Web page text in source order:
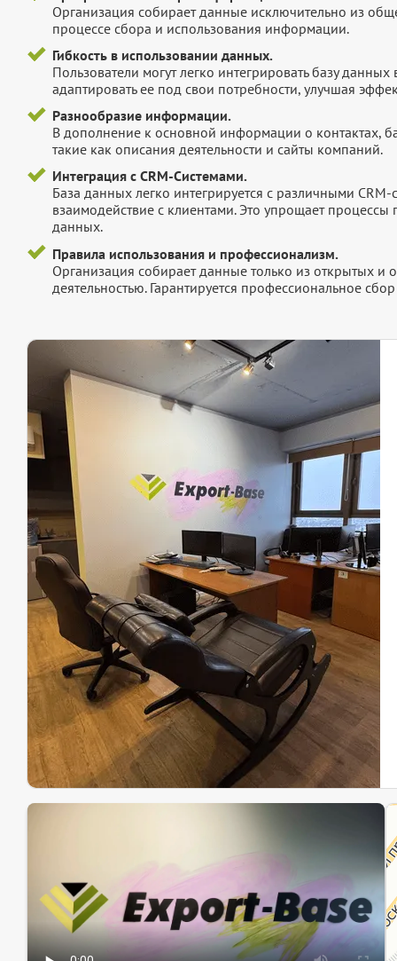
Организация собирает данные исключительно из
процессе сбора и использования информации.
Гибкость в использовании данных.
Пользователи могут легко интегрировать базу
адаптировать ее под свои потребности, улучшая
Разнообразие информации.
В дополнение к основной информации о контактах,
такие как описания деятельности и сайты компаний.
Интеграция с CRM-Системами.
База данных легко интегрируется с различными
взаимодействие с клиентами. Это упрощает
данных.
Правила использования и профессионализм.
Организация собирает данные только из открытых и
деятельностью. Гарантируется профессиональное